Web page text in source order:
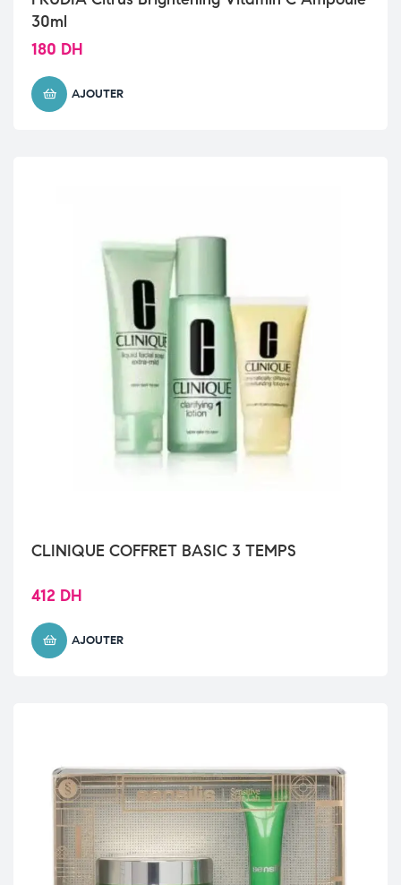
30ml
180 DH
AJOUTER
CLINIQUE COFFRET BASIC 3 TEMPS
412 DH
AJOUTER